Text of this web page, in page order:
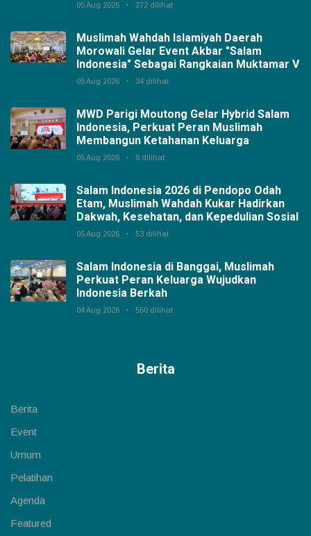
05 Aug 2026 272 dilihat
Muslimah Wahdah Islamiyah Daerah
Morowali Gelar Event Akbar "Salam
Indonesia" Sebagai Rangkaian Muktamar V
05 Aug 2026 34 dilihat
MWD Parigi Moutong Gelar Hybrid Salam
Indonesia, Perkuat Peran Muslimah
Membangun Ketahanan Keluarga
05 Aug 2026 9 dilihat
Salam Indonesia 2026 di Pendopo Odah
Etam, Muslimah Wahdah Kukar Hadirkan
Dakwah, Kesehatan, dan Kepedulian Sosial
05 Aug 2026 53 dilihat
Salam Indonesia di Banggai, Muslimah
Perkuat Peran Keluarga Wujudkan
Indonesia Berkah
04 Aug 2026 560 dilihat
Berita
Berita
Event
Umum
Pelatihan
Agenda
Featured